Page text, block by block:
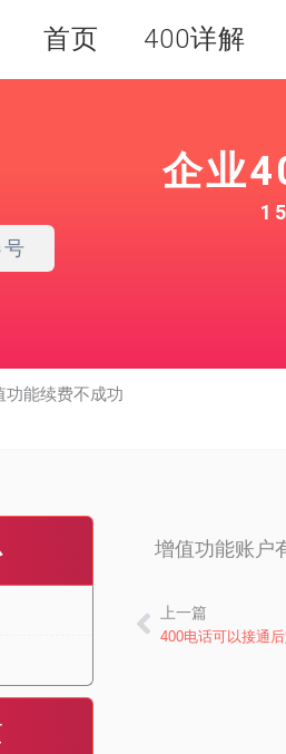
首页 400详解
企业
功能续费不成功
增值功能账户
上一篇
上一篇
400电话可以接通